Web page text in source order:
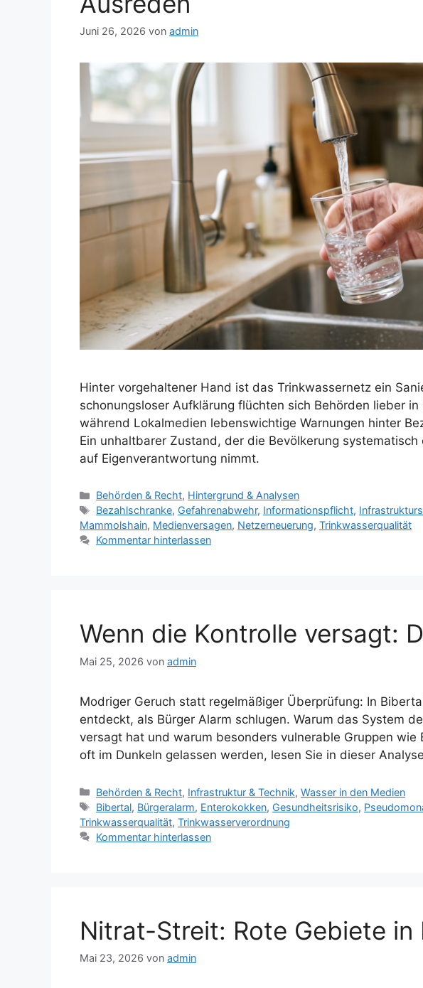
Juni 26, 2026 von admin
Hinter vorgehaltener Hand ist das Trinkwassernetz ein
schonungsloser Aufklärung flüchten sich Behörden lieber
während Lokalmedien lebenswichtige Warnungen hinter
Ein unhaltbarer Zustand, der die Bevölkerung
auf Eigenverantwortung nimmt.
Kategorien
Behörden & Recht, Hintergrund & Analysen
Schlagwörter
Bezahlschranke, Gefahrenabwehr, Informationspflicht,
Mammolshain, Medienversagen, Netzerneuerung, Trinkwasserqualität
Kommentar hinterlassen
Wenn die Kontrolle versagt:
Mai 25, 2026 von admin
Modriger Geruch statt regelmäßiger Überprüfung: In
entdeckt, als Bürger Alarm schlugen. Warum das System
versagt hat und warum besonders vulnerable Gruppen wie
oft im Dunkeln gelassen werden, lesen Sie in dieser
Kategorien
Behörden & Recht, Infrastruktur & Technik,Wasser in den Medien
Schlagwörter
Bibertal, Bürgeralarm, Enterokokken, Gesundheitsrisiko,
Trinkwasserqualität, Trinkwasserverordnung
Kommentar hinterlassen
Nitrat-Streit: Rote Gebiete in
Mai 23, 2026 von admin